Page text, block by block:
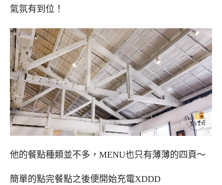
氣氛有到位！
他的餐點種類並不多，MENU也只有薄薄的四頁～
簡單的點完餐點之後便開始充電XDDD